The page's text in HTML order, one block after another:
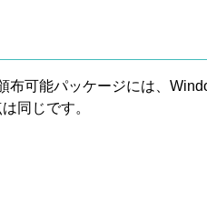
可能パッケージには、
同じです。